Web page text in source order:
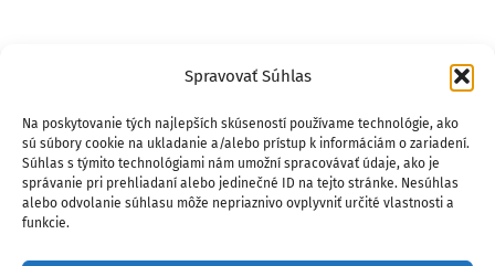
Spravovať Súhlas
Na poskytovanie tých najlepších skúseností používame technológie, ako
sú súbory cookie na ukladanie a/alebo prístup k informáciám o zariadení.
Súhlas s týmito technológiami nám umožní spracovávať údaje, ako je
správanie pri prehliadaní alebo jedinečné ID na tejto stránke. Nesúhlas
alebo odvolanie súhlasu môže nepriaznivo ovplyvniť určité vlastnosti a
funkcie.